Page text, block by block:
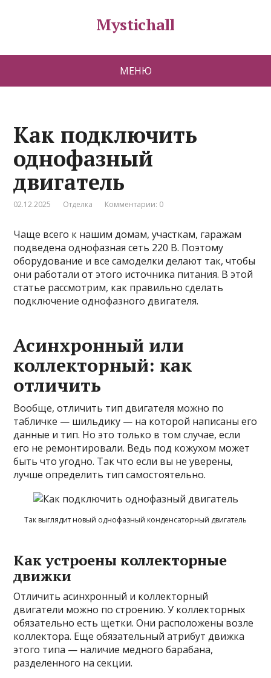
Mystichall
МЕНЮ
Как подключить
однофазный
двигатель
02.12.2025 Отделка Комментарии: 0
Чаще всего к нашим домам, участкам, гаражам
подведена однофазная сеть 220 В. Поэтому
оборудование и все самоделки делают так, чтобы
они работали от этого источника питания. В этой
статье рассмотрим, как правильно сделать
подключение однофазного двигателя.
Асинхронный или
коллекторный: как
отличить
Вообще, отличить тип двигателя можно по
табличке — шильдику — на которой написаны его
данные и тип. Но это только в том случае, если
его не ремонтировали. Ведь под кожухом может
бытьчто угодно. Так что если вы не уверены,
лучше определить тип самостоятельно.
Так выглядит новый однофазный конденсаторный двигатель
Как устроены коллекторные
движки
Отличить асинхронный и коллекторный
двигатели можно по строению. У коллекторных
обязательно есть щетки. Они расположены возле
коллектора. Еще обязательный атрибут движка
этого типа — наличие медного барабана,
разделенного на секции.